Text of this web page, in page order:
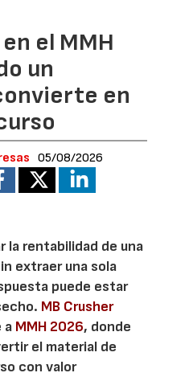
el MMH
un
en
05/08/2026
la rentabilidad de una
extraer una sola
puede estar
MB Crusher
a MMH 2026, donde
el material de
con valor